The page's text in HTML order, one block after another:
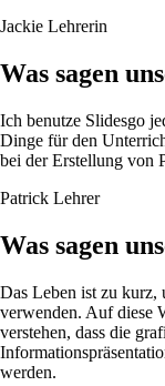
Jackie Lehrerin
Was sagen
Ich benutze Slidesgo
Dinge für den
bei der Erstellung von
Patrick Lehrer
Was sagen
Das Leben ist zu kurz,
verwenden. Auf diese
verstehen, dass die
werden.